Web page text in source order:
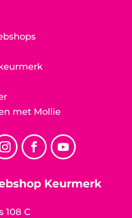
met Mollie
Keurmerk
108 C